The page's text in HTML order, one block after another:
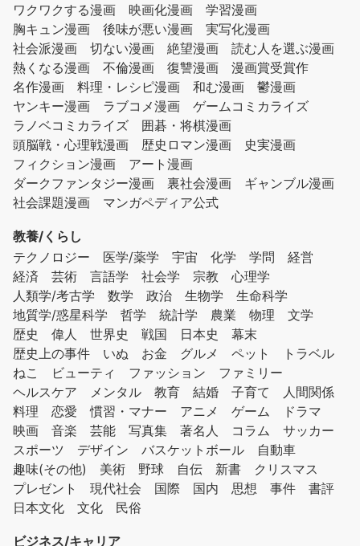
ワクワクする漫画
映画化漫画
学習漫画
胸キュン漫画
後味が悪い漫画
実写化漫画
社会派漫画
切ない漫画 絶望漫画
読む人を選ぶ漫画
熱くなる漫画
不倫漫画 復讐漫画
漫画賞受賞作
名作漫画
料理・レシピ漫画 和む漫画
鬱漫画
ヤンキー漫画
ラブコメ漫画
ゲームコミカライズ
ラノベコミカライズ
囲碁・将棋漫画
頭脳戦・心理戦漫画
歴史ロマン漫画
史実漫画
フィクション漫画
アート漫画
ダークファンタジー漫画
裏社会漫画
ギャンブル漫画
社会課題漫画
マンガペディア公式
教養/くらし
テクノロジー
医学/薬学 宇宙 化学 学問
経営
経済
芸術 言語学 社会学 宗教
心理学
人類学/考古学
数学 政治 生物学
生命科学
地質学/惑星科学
哲学 統計学 農業 物理
文学
歴史
偉人 世界史 戦国 日本史
幕末
歴史上の事件
いぬ お金 グルメ ペット
トラベル
ねこ
ビューティ ファッション
ファミリー
ヘルスケア
メンタル 教育 結婚 子育て
人間関係
料理
恋愛 慣習・マナー アニメ ゲーム
ドラマ
映画
音楽 芸能 写真集 著名人 コラム
サッカー
スポーツ
デザイン バスケットボール
自動車
趣味(その他)
美術 野球 自伝 新書
クリスマス
プレゼント
現代社会 国際 国内 思想 事件
書評
日本文化
文化 民俗
ビジネス/キャリア